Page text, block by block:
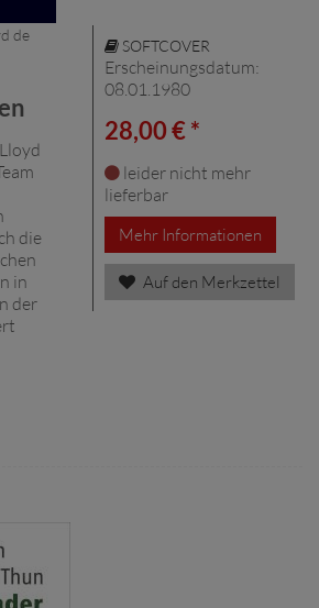
de
die
in
der
SOFTCOVER
Erscheinungsdatum:
08.01.1980
28,00 € *
leider nicht mehr
lieferbar
Mehr Informationen
Auf den Merkzettel